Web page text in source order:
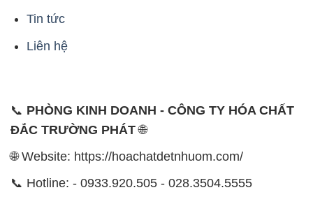
Tin tức
Liên hệ
📞 PHÒNG KINH DOANH - CÔNG TY HÓA CHẤT
ĐẮC TRƯỜNG PHÁT🌐
🌐 Website: https://hoachatdetnhuom.com/
📞 Hotline: - 0933.920.505 - 028.3504.5555